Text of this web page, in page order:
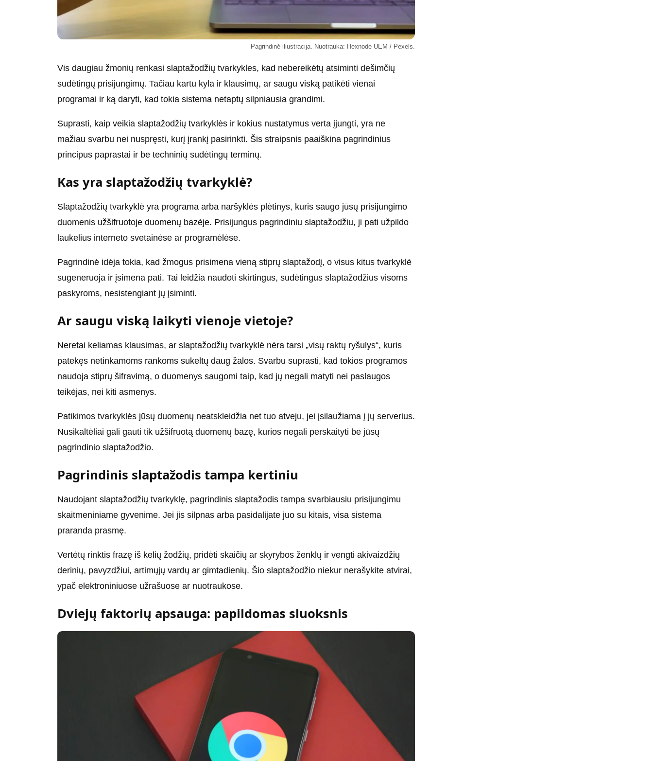
Pagrindinė iliustracija. Nuotrauka: Hexnode UEM / Pexels.
Vis daugiau žmonių renkasi slaptažodžių tvarkykles, kad nebereikėtų atsiminti dešimčių
sudėtingų prisijungimų. Tačiau kartu kyla ir klausimų, ar saugu viską patikėti vienai
programai ir ką daryti, kad tokia sistema netaptų silpniausia grandimi.
Suprasti, kaip veikia slaptažodžių tvarkyklės ir kokius nustatymus verta įjungti, yra ne
mažiau svarbu nei nuspręsti, kurį įrankį pasirinkti. Šis straipsnis paaiškina pagrindinius
principus paprastai ir be techninių sudėtingų terminų.
Kas yra slaptažodžių tvarkyklė?
Slaptažodžių tvarkyklė yra programa arba naršyklės plėtinys, kuris saugo jūsų prisijungimo
duomenis užšifruotoje duomenų bazėje. Prisijungus pagrindiniu slaptažodžiu, ji pati užpildo
laukelius interneto svetainėse ar programėlėse.
Pagrindinė idėja tokia, kad žmogus prisimena vieną stiprų slaptažodį, o visus kitus tvarkyklė
sugeneruoja ir įsimena pati. Tai leidžia naudoti skirtingus, sudėtingus slaptažodžius visoms
paskyroms, nesistengiant jų įsiminti.
Ar saugu viską laikyti vienoje vietoje?
Neretai keliamas klausimas, ar slaptažodžių tvarkyklė nėra tarsi „visų raktų ryšulys“, kuris
patekęs netinkamoms rankoms sukeltų daug žalos. Svarbu suprasti, kad tokios programos
naudoja stiprų šifravimą, o duomenys saugomi taip, kad jų negali matyti nei paslaugos
teikėjas, nei kiti asmenys.
Patikimos tvarkyklės jūsų duomenų neatskleidžia net tuo atveju, jei įsilaužiama į jų serverius.
Nusikaltėliai gali gauti tik užšifruotą duomenų bazę, kurios negali perskaityti be jūsų
pagrindinio slaptažodžio.
Pagrindinis slaptažodis tampa kertiniu
Naudojant slaptažodžių tvarkyklę, pagrindinis slaptažodis tampa svarbiausiu prisijungimu
skaitmeniniame gyvenime. Jei jis silpnas arba pasidalijate juo su kitais, visa sistema
praranda prasmę.
Vertėtų rinktis frazę iš kelių žodžių, pridėti skaičių ar skyrybos ženklų ir vengti akivaizdžių
derinių, pavyzdžiui, artimųjų vardų ar gimtadienių. Šio slaptažodžio niekur nerašykite atvirai,
ypač elektroniniuose užrašuose ar nuotraukose.
Dviejų faktorių apsauga: papildomas sluoksnis